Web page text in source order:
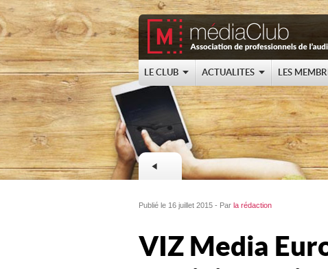
LE CLUB ACTUALITES LES
Publié le 16 juillet 2015 - Par la rédaction
VIZ Media